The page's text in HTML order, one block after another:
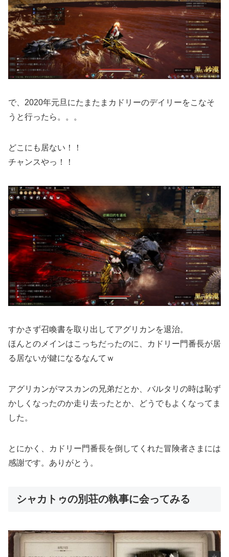
で、2020年元旦にたまたまカドリーのデイリーをこなそ
うと行ったら。。。
どこにも居ない！！
チャンスやっ！！
すかさず召喚書を取り出してアグリカンを退治。
ほんとのメインはこっちだったのに、カドリー門番長が居
る居ないが鍵になるなんてｗ
アグリカンがマスカンの兄弟だとか、バルタリの時は恥ず
かしくなったのか走り去ったとか、どうでもよくなってま
した。
とにかく、カドリー門番長を倒してくれた冒険者さまには
感謝です。ありがとう。
シャカトゥの別荘の執事に会ってみる